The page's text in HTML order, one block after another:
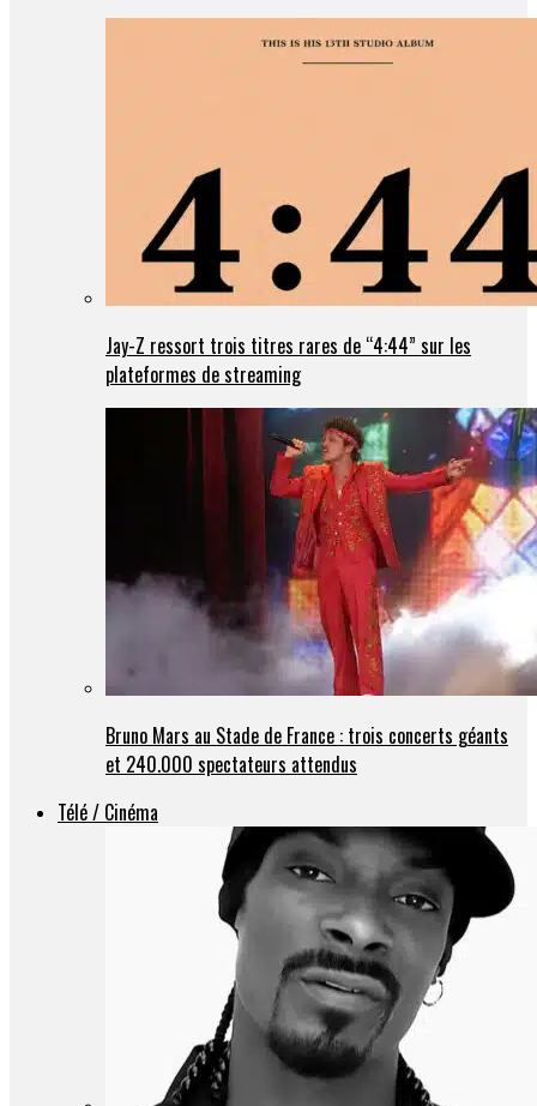
Jay-Z ressort trois titres rares de “4:44” sur les
plateformes de streaming
Bruno Mars au Stade de France : trois concerts géants
et 240.000 spectateurs attendus
Télé / Cinéma